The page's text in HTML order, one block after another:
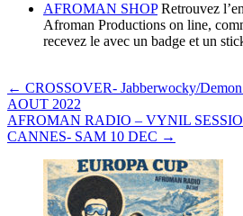
AFROMAN SHOPRetrouvez
Afroman Productions on line,
recevez le avec un badge et un
← CROSSOVER- Jabberwocky/
AOUT 2022
AFROMAN RADIO – VYNIL
CANNES- SAM 10 DEC →